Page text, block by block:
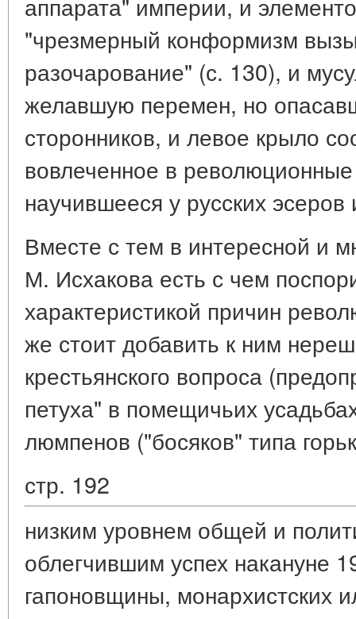
"чрезмерный конформизм
разочарование" (с. 130), и
желавшую перемен, но
сторонников, и левое крыло
вовлеченное в
научившееся у русских
Вместе с тем в интересной и
М. Исхакова есть с чем
характеристикой причин
же стоит добавить к ним
крестьянского вопроса
петуха" в помещичьих
люмпенов ("босяков" типа
стр. 192
низким уровнем общей и
облегчившим успех накануне
гапоновщины, монархистских